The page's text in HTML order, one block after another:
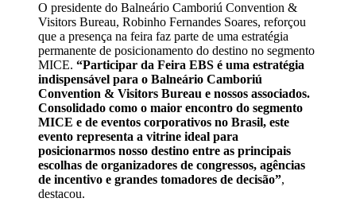
O presidente do Balneário Camboriú Convention &
Visitors Bureau, Robinho Fernandes Soares, reforçou
que a presença na feira faz parte de uma estratégia
permanente de posicionamento do destino no segmento
MICE. “Participar da Feira EBS é uma estratégia
indispensável para o Balneário Camboriú
Convention & Visitors Bureau e nossos associados.
Consolidado como o maior encontro do segmento
MICE e de eventos corporativos no Brasil, este
evento representa a vitrine ideal para
posicionarmos nosso destino entre as principais
escolhas de organizadores de congressos, agências
de incentivo e grandes tomadores de decisão”,
destacou.